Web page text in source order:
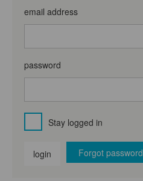
email address
password
Stay logged in
login Forgot password